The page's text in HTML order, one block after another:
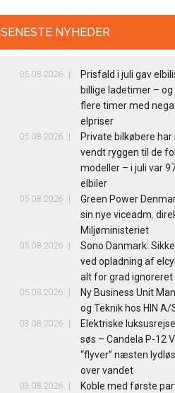
SENESTE NYHEDER
05.08.2026
Prisfald i juli gav
billige ladetimer –
flere timer med
elpriser
05.08.2026
Private bilkøbere
vendt ryggen til de
modeller – i juli var
elbiler
05.08.2026
Green Power
sin nye viceadm.
Miljøministeriet
05.08.2026
Sono Danmark:
ved opladning af
alt for grad ignoreret
05.08.2026
Ny Business Unit
og Teknik hos HIN A/
03.08.2026
Elektriske
søs – Candela P-12
“flyver” næsten
over vandet
03.08.2026
Koble med første